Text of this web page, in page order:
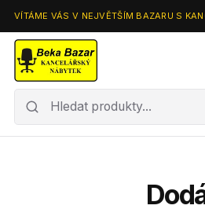
VÍTÁME VÁS V NEJVĚTŠÍM BAZARU S